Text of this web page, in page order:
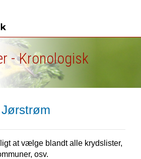
- Kronologisk
at vælge blandt alle krydslister,
osv.